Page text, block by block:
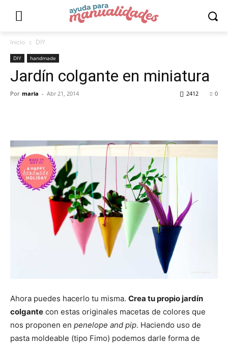
Inicio DIY
DIY handmade
Jardín colgante en miniatura
Por maria - Abr 21, 2014 0
2412
Ahora puedes hacerlo tu misma. Crea tu propio jardín
colgante con estas originales macetas de colores que
nos proponen en penelope and pip. Haciendo uso de
pasta moldeable (tipo Fimo) podemos darle forma de